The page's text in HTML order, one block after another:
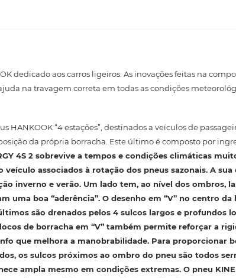
dedicado aos carros ligeiros. As inovações feitas na
na travagem correta em todas as condições
HANKOOK “4 estações”, destinados a veículos de
da própria borracha. Este último é composto por
4S 2 sobrevive a tempos e condições climáticas
associados à rotação dos pneus sazonais. A
inverno e verão. Um lado tem, ao nível dos ombros,
uma boa “aderência”. O desenho em “V” no centro
são drenados pelos 4 sulcos largos e profundos
de borracha em “V” também permite reforçar a
que melhora a manobrabilidade. Para proporcionar
os sulcos próximos ao ombro do pneu são todos
ampla mesmo em condições extremas. O pneu